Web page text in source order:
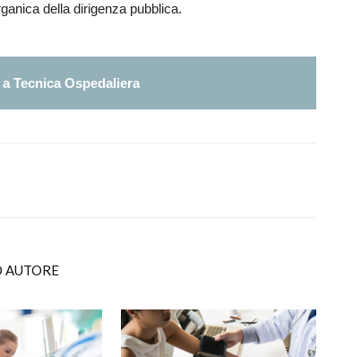
della dirigenza pubblica.
Tecnica Ospedaliera
AUTORE